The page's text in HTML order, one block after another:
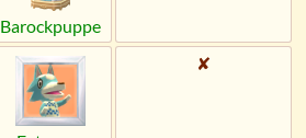
Barockpuppe
✘